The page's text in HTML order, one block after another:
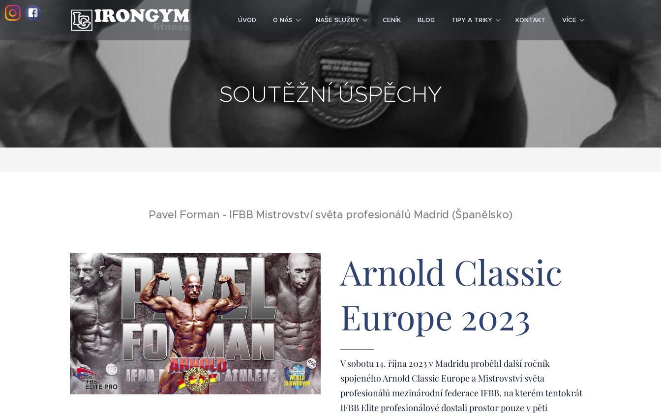
ÚVOD O NÁS NAŠE SLUŽBY CENÍK BLOG TIPY A TRIKY KONTAKT VÍCE
SOUTĚŽNÍ ÚSPĚCHY
Pavel Forman - IFBB Mistrovství světa profesionálů Madrid (Španělsko)
Arnold Classic
Europe 2023
V sobotu 14. října 2023 v Madridu proběhl další ročník
spojeného Arnold Classic Europe a Mistrovství světa
profesionálů mezinárodní federace IFBB, na kterém tentokrát
IFBB Elite profesionálové dostali prostor pouze v pěti